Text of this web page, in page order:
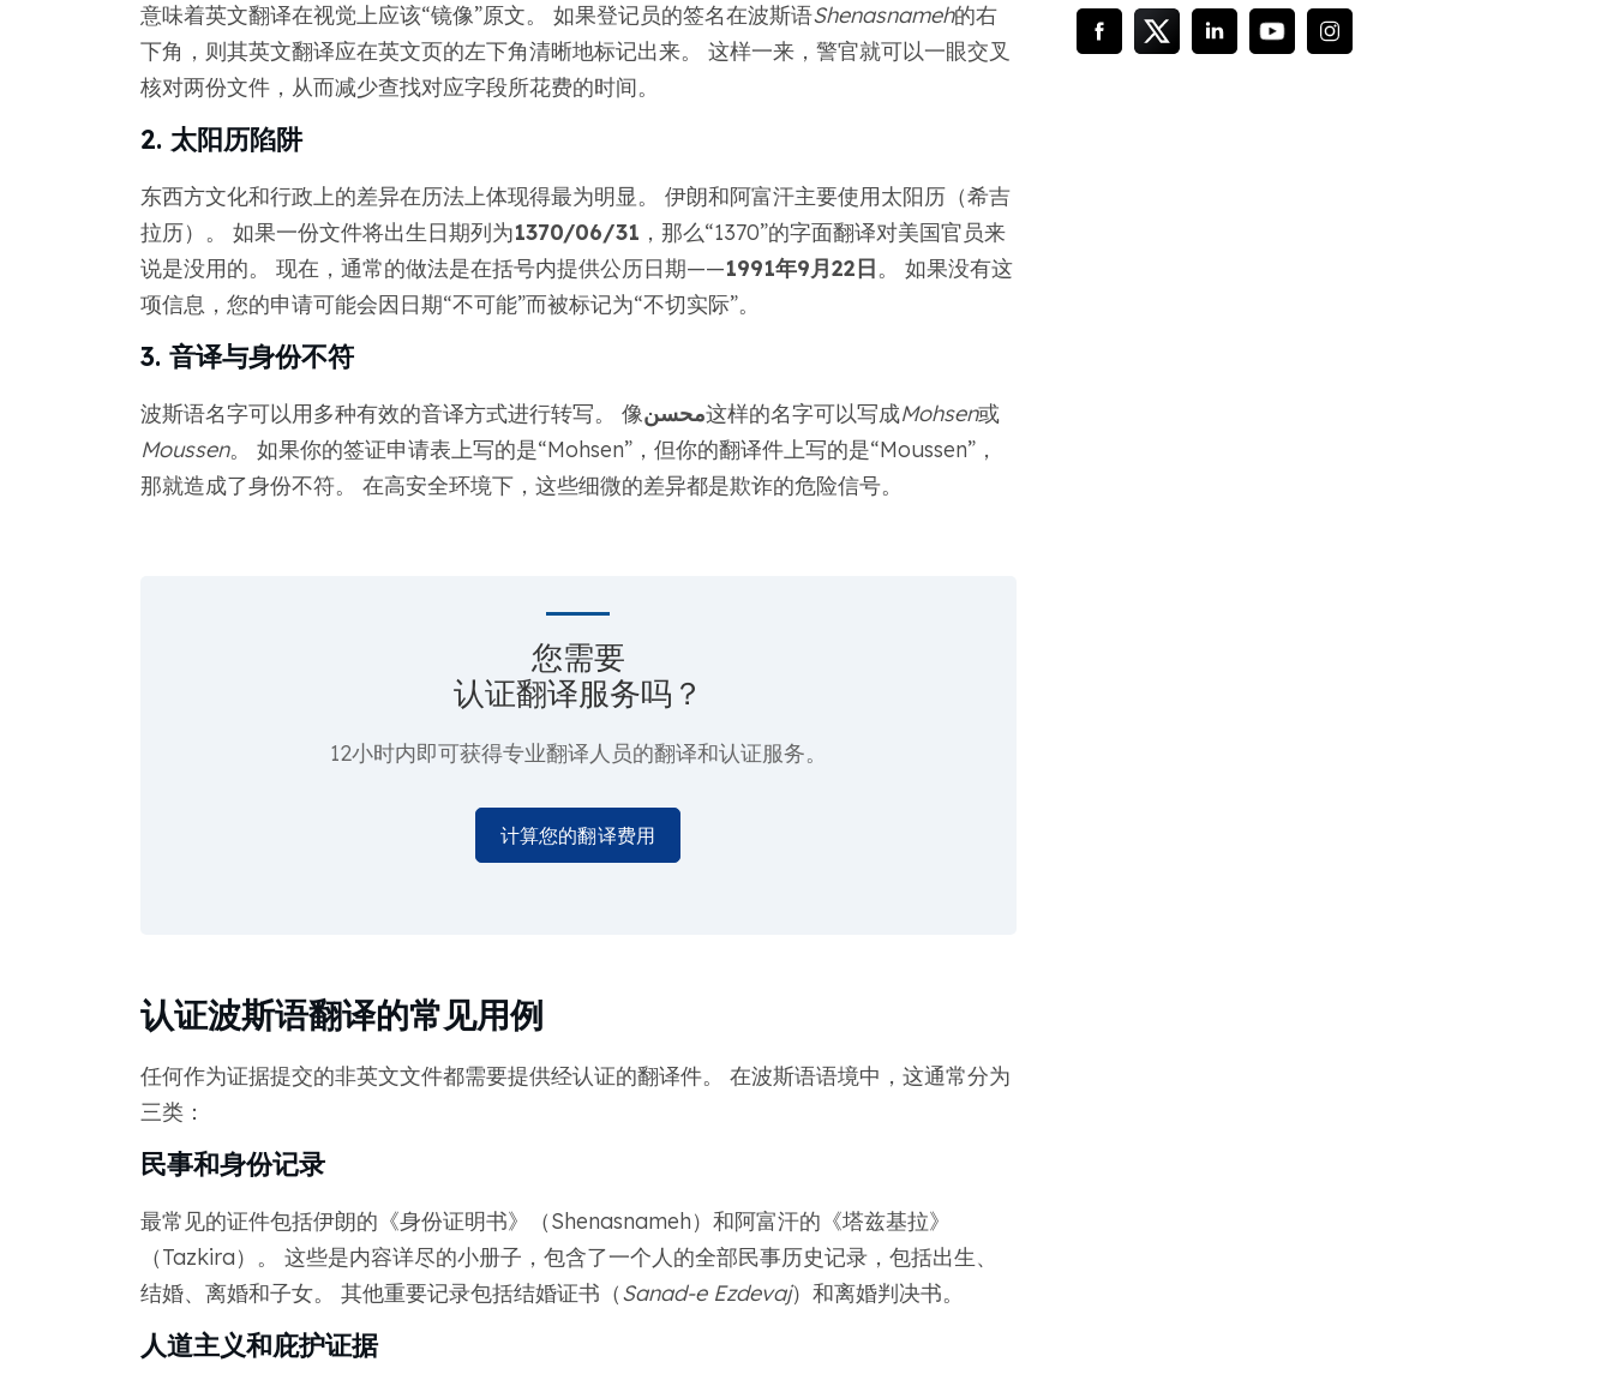
意味着英文翻译在视觉上应该“镜像”原文。 如果登记员的签名在波斯语Shenasnameh的右
下角，则其英文翻译应在英文页的左下角清晰地标记出来。 这样一来，警官就可以一眼交叉
核对两份文件，从而减少查找对应字段所花费的时间。
2. 太阳历陷阱
东西方文化和行政上的差异在历法上体现得最为明显。 伊朗和阿富汗主要使用太阳历（希吉
拉历）。 如果一份文件将出生日期列为1370/06/31 ，那么“1370”的字面翻译对美国官员来
说是没用的。 现在，通常的做法是在括号内提供公历日期——1991年9月22日。 如果没有这
项信息，您的申请可能会因日期“不可能”而被标记为“不切实际”。
3. 音译与身份不符
波斯语名字可以用多种有效的音译方式进行转写。 像محسن这样的名字可以写成Mohsen或
Moussen。 如果你的签证申请表上写的是“Mohsen”，但你的翻译件上写的是“Moussen”，
那就造成了身份不符。 在高安全环境下，这些细微的差异都是欺诈的危险信号。
您需要
认证翻译服务吗？
12小时内即可获得专业翻译人员的翻译和认证服务。
计算您的翻译费用
认证波斯语翻译的常见用例
任何作为证据提交的非英文文件都需要提供经认证的翻译件。 在波斯语语境中，这通常分为
三类：
民事和身份记录
最常见的证件包括伊朗的《身份证明书》（Shenasnameh）和阿富汗的《塔兹基拉》
（Tazkira）。 这些是内容详尽的小册子，包含了一个人的全部民事历史记录，包括出生、
结婚、离婚和子女。 其他重要记录包括结婚证书（Sanad-e Ezdevaj）和离婚判决书。
人道主义和庇护证据